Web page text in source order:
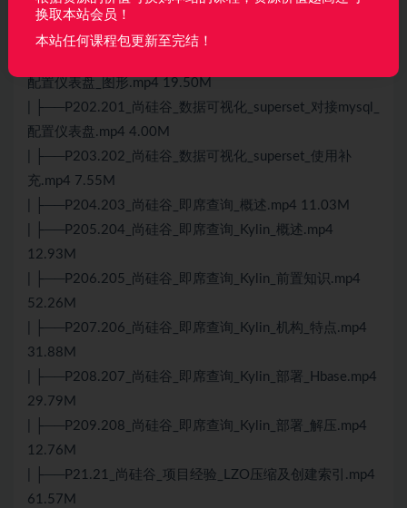
| ├──P200.199_尚硅谷_数据可视化_superset_对接mysql_
数据源配置.mp4 11.95M
配置仪表盘_图形.mp4 19.50M
| ├──P202.201_尚硅谷_数据可视化_superset_对接mysql_
配置仪表盘.mp4 4.00M
| ├──P203.202_尚硅谷_数据可视化_superset_使用补
充.mp4 7.55M
| ├──P204.203_尚硅谷_即席查询_概述.mp4 11.03M
| ├──P205.204_尚硅谷_即席查询_Kylin_概述.mp4
12.93M
| ├──P206.205_尚硅谷_即席查询_Kylin_前置知识.mp4
52.26M
| ├──P207.206_尚硅谷_即席查询_Kylin_机构_特点.mp4
31.88M
| ├──P208.207_尚硅谷_即席查询_Kylin_部署_Hbase.mp4
29.79M
| ├──P209.208_尚硅谷_即席查询_Kylin_部署_解压.mp4
12.76M
| ├──P21.21_尚硅谷_项目经验_LZO压缩及创建索引.mp4
61.57M
换取本站会员！
本站任何课程包更新至完结！